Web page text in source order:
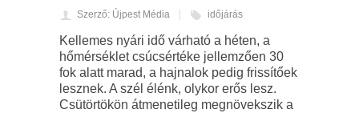
Szerző: Újpest Média időjárás
Kellemes nyári idő várható a héten, a
hőmérséklet csúcsértéke jellemzően 30
fok alatt marad, a hajnalok pedig frissítőek
lesznek. A szél élénk, olykor erős lesz.
Csütörtökön átmenetileg megnövekszik a